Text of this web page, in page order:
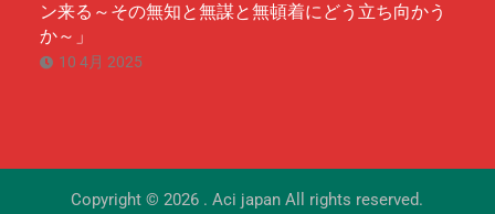
ン来る～その無知と無謀と無頓着にどう立ち向かう
か～」
10 4月 2025
Copyright © 2026 . Aci japan All rights reserved.